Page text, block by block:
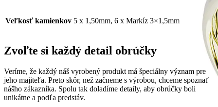
Veľkosť kamienkov 5 x 1,50mm, 6 x Markíz 3×1,5mm
Zvoľte si každý detail obrúčky
Veríme, že každý náš vyrobený produkt má špeciálny význam pre
jeho majiteľa. Preto skôr, než začneme s výrobou, chceme spoznať
nášho zákazníka. Spolu tak doladíme detaily, aby obrúčky boli
unikátne a podľa predstáv.